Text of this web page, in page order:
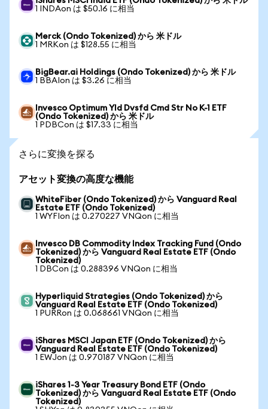
1 INDAon は $50.16 に相当
Merck (Ondo Tokenized) から 米ドル
1 MRKon は $128.55 に相当
BigBear.ai Holdings (Ondo Tokenized) から 米ドル
1 BBAIon は $3.26 に相当
Invesco Optimum Yld Dvsfd Cmd Str No K-1 ETF
(Ondo Tokenized) から 米ドル
1 PDBCon は $17.33 に相当
さらに変換を探る
アセット変換の高度な機能
WhiteFiber (Ondo Tokenized) から Vanguard Real
Estate ETF (Ondo Tokenized)
1 WYFIon は 0.270227 VNQon に相当
Invesco DB Commodity Index Tracking Fund (Ondo
Tokenized) から Vanguard Real Estate ETF (Ondo
Tokenized)
1 DBCon は 0.288396 VNQon に相当
Hyperliquid Strategies (Ondo Tokenized) から
Vanguard Real Estate ETF (Ondo Tokenized)
1 PURRon は 0.068661 VNQon に相当
iShares MSCI Japan ETF (Ondo Tokenized) から
Vanguard Real Estate ETF (Ondo Tokenized)
1 EWJon は 0.970187 VNQon に相当
iShares 1-3 Year Treasury Bond ETF (Ondo
Tokenized) から Vanguard Real Estate ETF (Ondo
Tokenized)